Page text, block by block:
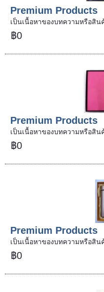
Premium Products
เป็นเนื้อหาของบทความหรือสิ
฿0
Premium Products
เป็นเนื้อหาของบทความหรือสิ
฿0
Premium Products
เป็นเนื้อหาของบทความหรือสิ
฿0